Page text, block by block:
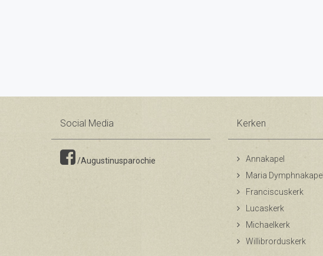
Social Media
/Augustinusparochie
Kerken
Annakapel
Maria Dymphnakapel
Franciscuskerk
Lucaskerk
Michaelkerk
Willibrorduskerk